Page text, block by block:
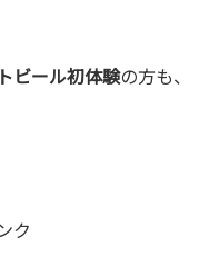
ビール初体験の方も、
ク